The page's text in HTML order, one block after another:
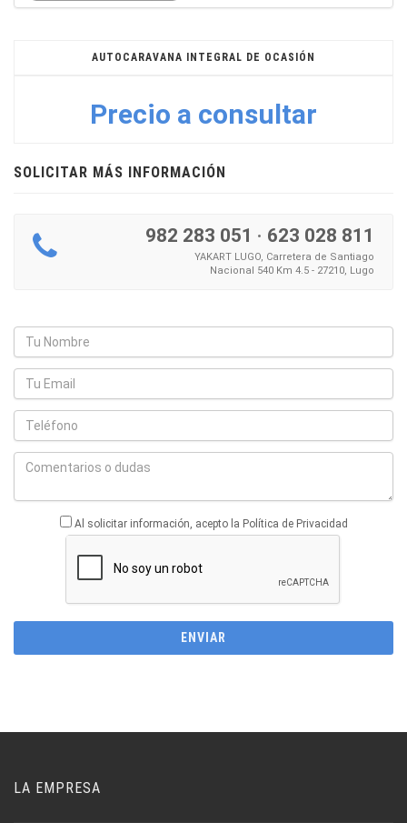
AUTOCARAVANA INTEGRAL DE OCASIÓN
Precio a consultar
SOLICITAR MÁS INFORMACIÓN
982 283 051 · 623 028 811
YAKART LUGO, Carretera de Santiago
Nacional 540 Km 4.5 - 27210, Lugo
Al solicitar información, acepto la Política de Privacidad
LA EMPRESA